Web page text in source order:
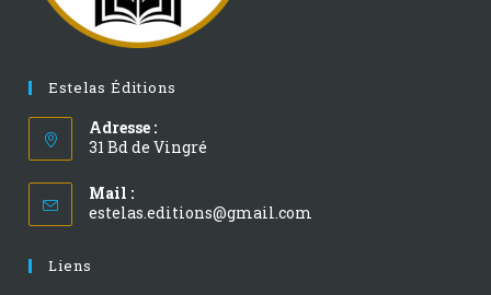
Estelas Éditions
Adresse :
31 Bd de Vingré
Mail :
estelas.editions@gmail.com
Liens